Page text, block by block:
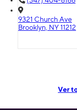
9321 Church Ave
Brooklyn, NY 11212
Ver